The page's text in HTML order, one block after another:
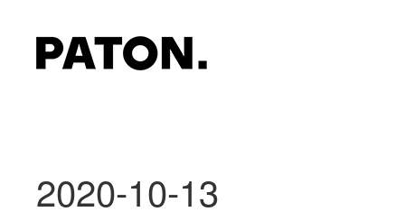
2020-10-13